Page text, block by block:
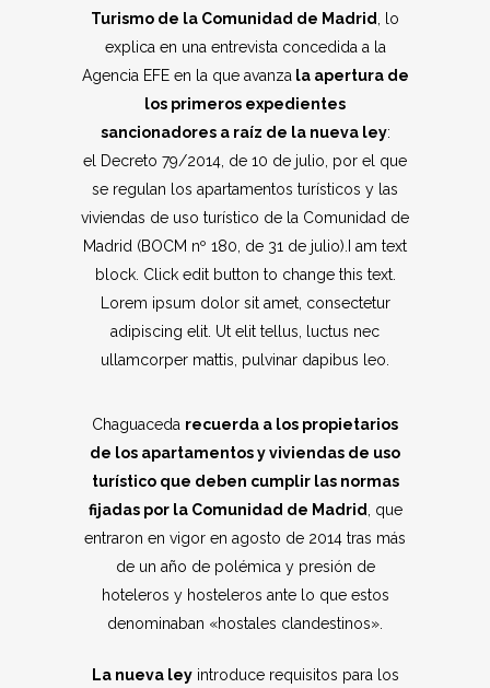
Turismo de la Comunidad de Madrid , lo
explica en una entrevista concedida a la
Agencia EFE en la que avanza la apertura de
los primeros expedientes
sancionadores a raíz de la nueva ley:
el Decreto 79/2014, de 10 de julio, por el que
se regulan los apartamentos turísticos y las
viviendas de uso turístico de la Comunidad de
Madrid (BOCM nº 180, de 31 de julio).I am text
block. Click edit button to change this text.
Lorem ipsum dolor sit amet, consectetur
adipiscing elit. Ut elit tellus, luctus nec
ullamcorper mattis, pulvinar dapibus leo.
Chaguaceda recuerda a los propietarios
de los apartamentos y viviendas de uso
turístico que deben cumplir las normas
fijadas por la Comunidad de Madrid , que
entraron en vigor en agosto de 2014 tras más
de un año de polémica y presión de
hoteleros y hosteleros ante lo que estos
denominaban «hostales clandestinos».
La nueva leyintroduce requisitos para los